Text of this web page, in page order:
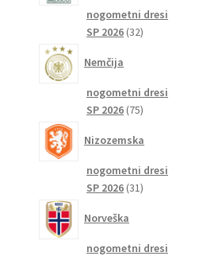
nogometni dresi
SP 2026 3232
Nemčija
nogometni dresi
SP 2026 7575
Nizozemska
nogometni dresi
SP 2026 3131
Norveška
nogometni dresi